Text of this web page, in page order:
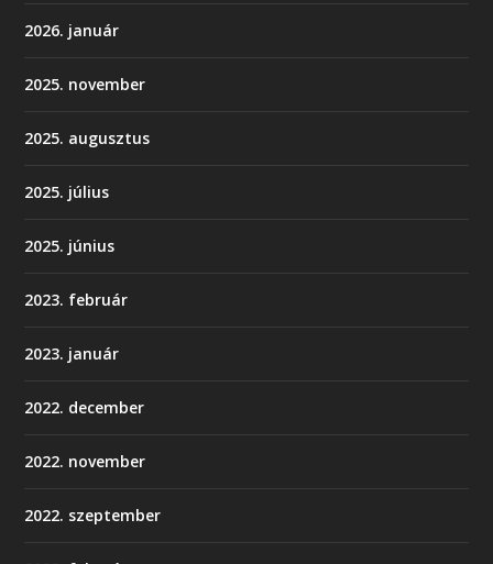
2026. január
2025. november
2025. augusztus
2025. július
2025. június
2023. február
2023. január
2022. december
2022. november
2022. szeptember